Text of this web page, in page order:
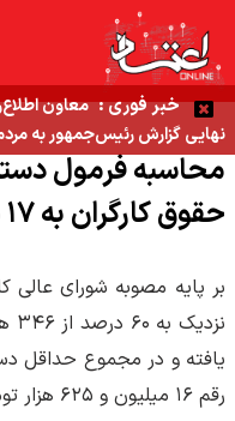
خبر فوری : معاون
نهایی گزارش رئیس‌جمهور به
محاسبه فرمول
حقوق کارگران به ۱۷ میلیون تومان می‌رسد
بر پایه مصوبه شورای عالی
یافته و در مجموع حداقل
رقم ۱۶ میلیون و ۶۲۵ هزار تومان رسید.